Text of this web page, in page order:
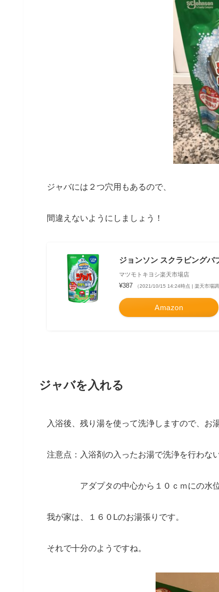
ジャバには２つ穴用もあるので、
間違えないようにしましょう！
ジョンソン スクラビング
マツモトキヨシ楽天市場店
¥387 （2021/10/15 14:24時点 | 楽天市場調
Amazon
ジャバを入れる
入浴後、残り湯を使って洗浄しますので、お
注意点：入浴剤の入ったお湯で洗浄を行わな
アダプタの中心から１０ｃｍにの水
我が家は、１６０Lのお湯張りです。
それで十分のようですね。